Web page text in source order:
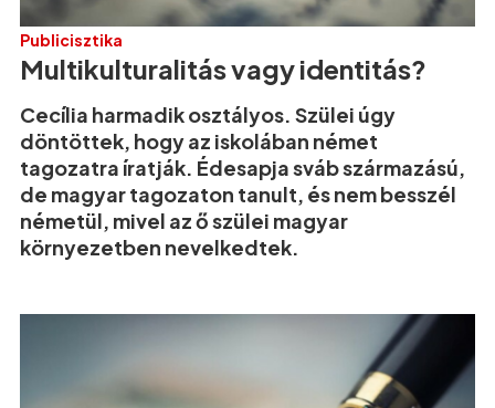
Publicisztika
Multikulturalitás vagy identitás?
Cecília harmadik osztályos. Szülei úgy
döntöttek, hogy az iskolában német
tagozatra íratják. Édesapja sváb származású,
de magyar tagozaton tanult, és nem besszél
németül, mivel az ő szülei magyar
környezetben nevelkedtek.